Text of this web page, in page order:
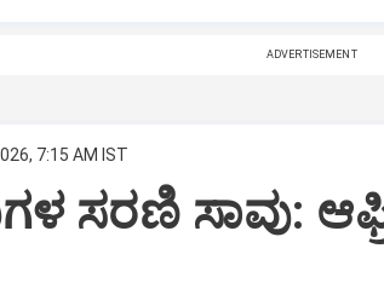
ADVERTISEMENT
7:15 AM IST
ಸರಣಿ ಸಾವು: